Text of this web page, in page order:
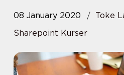
08 January 2020
Toke
Sharepoint Kurser